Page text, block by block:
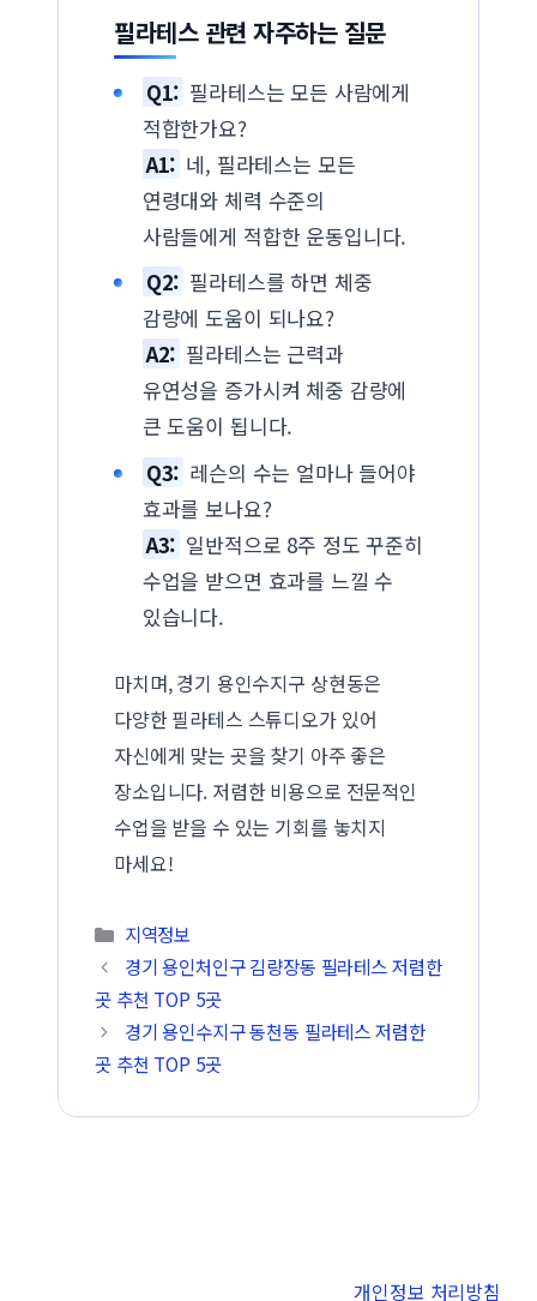
필라테스 관련 자주하는 질문
Q1: 필라테스는 모든 사람에게
적합한가요?
A1: 네, 필라테스는 모든
연령대와 체력 수준의
사람들에게 적합한 운동입니다.
Q2: 필라테스를 하면 체중
감량에 도움이 되나요?
A2: 필라테스는 근력과
유연성을 증가시켜 체중 감량에
큰 도움이 됩니다.
Q3: 레슨의 수는 얼마나 들어야
효과를 보나요?
A3: 일반적으로 8주 정도 꾸준히
수업을 받으면 효과를 느낄 수
있습니다.
마치며, 경기 용인수지구 상현동은
다양한 필라테스 스튜디오가 있어
자신에게 맞는 곳을 찾기 아주 좋은
장소입니다. 저렴한 비용으로 전문적인
수업을 받을 수 있는 기회를 놓치지
마세요!
카테고리
지역정보
경기 용인처인구 김량장동 필라테스 저렴한
곳 추천 TOP 5곳
경기 용인수지구 동천동 필라테스 저렴한
곳 추천 TOP 5곳
개인정보 처리방침